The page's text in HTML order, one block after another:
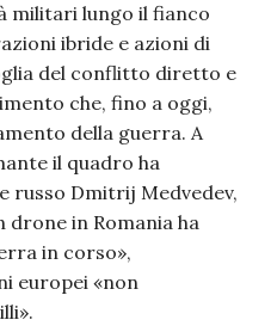
militari lungo il fianco
ibride e azioni di
del conflitto diretto e
che, fino a oggi,
della guerra. A
il quadro ha
russo Dmitrij Medvedev,
drone in Romania ha
in corso»,
europei «non